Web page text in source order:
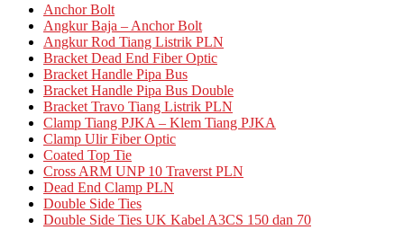
Anchor Bolt
Angkur Baja – Anchor Bolt
Angkur Rod Tiang Listrik PLN
Bracket Dead End Fiber Optic
Bracket Handle Pipa Bus
Bracket Handle Pipa Bus Double
Bracket Travo Tiang Listrik PLN
Clamp Tiang PJKA – Klem Tiang PJKA
Clamp Ulir Fiber Optic
Coated Top Tie
Cross ARM UNP 10 Traverst PLN
Dead End Clamp PLN
Double Side Ties
Double Side Ties UK Kabel A3CS 150 dan 70